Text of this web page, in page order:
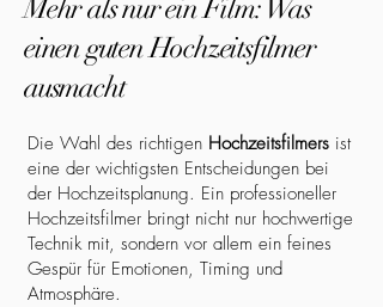
Mehr als nur ein Film: Was
einen guten Hochzeitsfilmer
ausmacht
Die Wahl des richtigen Hochzeitsfilmers ist
eine der wichtigsten Entscheidungen bei
der Hochzeitsplanung. Ein professioneller
Hochzeitsfilmer bringt nicht nur hochwertige
Technik mit, sondern vor allem ein feines
Gespür für Emotionen, Timing und
Atmosphäre.